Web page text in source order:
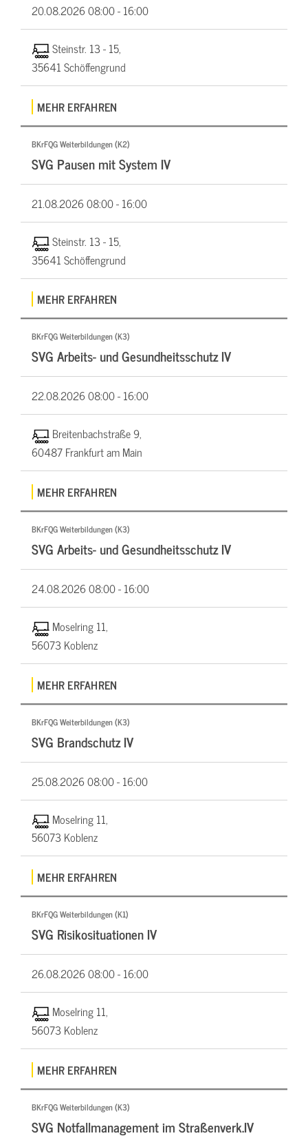
20.08.202608:00 - 16:00
Steinstr. 13 - 15,
35641 Schöffengrund
MEHR ERFAHREN
BKrFQG Weiterbildungen (K2)
SVG Pausen mit System IV
21.08.202608:00 - 16:00
Steinstr. 13 - 15,
35641 Schöffengrund
MEHR ERFAHREN
BKrFQG Weiterbildungen (K3)
SVG Arbeits- und Gesundheitsschutz IV
22.08.202608:00 - 16:00
Breitenbachstraße 9,
60487 Frankfurt am Main
MEHR ERFAHREN
BKrFQG Weiterbildungen (K3)
SVG Arbeits- und Gesundheitsschutz IV
24.08.202608:00 - 16:00
Moselring 11,
56073 Koblenz
MEHR ERFAHREN
BKrFQG Weiterbildungen (K3)
SVG Brandschutz IV
25.08.202608:00 - 16:00
Moselring 11,
56073 Koblenz
MEHR ERFAHREN
BKrFQG Weiterbildungen (K1)
SVG Risikosituationen IV
26.08.202608:00 - 16:00
Moselring 11,
56073 Koblenz
MEHR ERFAHREN
BKrFQG Weiterbildungen (K3)
SVG Notfallmanagement im Straßenverk.IV